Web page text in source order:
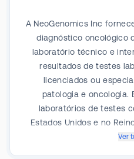
A NeoGenomics Inc
diagnóstico oncológico
laboratório técnico e
resultados de testes
licenciados ou
patologia e oncologia.
laboratórios de testes
Estados Unidos e no
em um único segmentoVer